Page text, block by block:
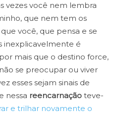
vezes você nem lembra
que nem tem os
você, que pensa e se
inexplicavelmente é
mais que o destino force,
se preocupar ou viver
esses sejam sinais de
nessa reencarnação teve-
e trilhar novamente o